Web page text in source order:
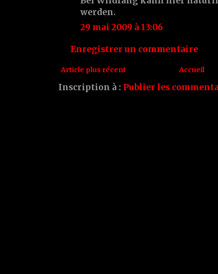
werden.
29 mai 2009 à 13:06
Enregistrer un commentaire
Article plus récent Accueil
Inscription à : Publier les